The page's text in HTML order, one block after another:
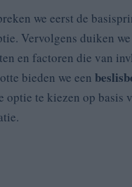
we eerst de
Vervolgens duiken
en factoren die van
bieden we een
optie te kiezen op basis